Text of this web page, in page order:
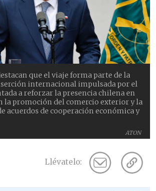
ATON
que el viaje forma parte de la
internacional impulsada por el
a reforzar la presencia chilena en
la promoción del comercio exterior y la
acuerdos de cooperación económica y
Llévatelo: